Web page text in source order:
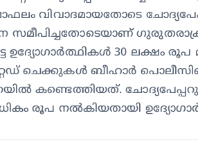
വിവാദമായതോടെ
സമീപിച്ചതോടെയാണ്
ഉദ്യോഗാർത്ഥികൾ 30 ലക്ഷം
ചെക്കുകൾ ബീഹാർ
കണ്ടെത്തിയത്.
രൂപ നൽകിയതായി